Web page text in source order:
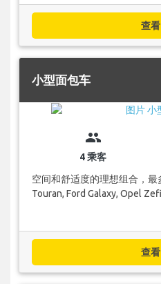
查
小型面包车
group
4 乘客
空间和舒适度的理想组合，最
Touran, Ford Galaxy, Opel
查